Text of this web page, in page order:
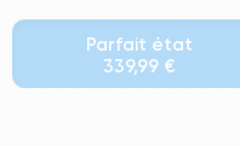
Parfait état
339,99 €